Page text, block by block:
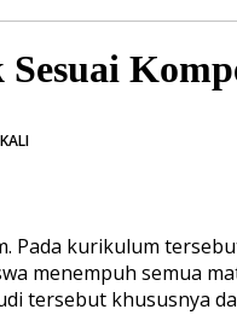
kurikulum
menempuh semua
tersebut khususnya